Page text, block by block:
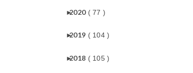
►
2020 ( 77 )
►
2019 ( 104 )
►
2018 ( 105 )